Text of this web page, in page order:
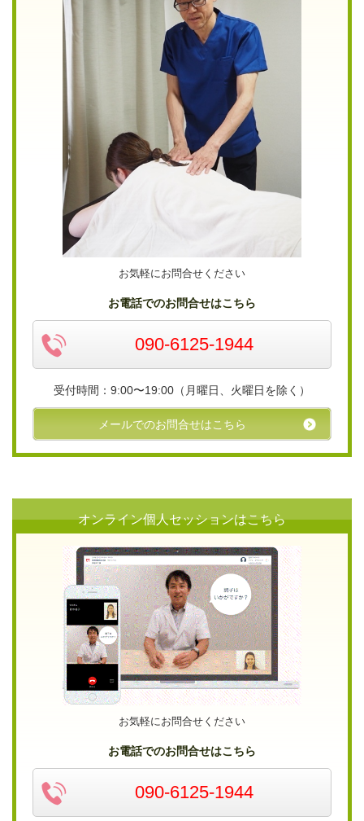
お気軽にお問合せください
お電話でのお問合せはこちら
090-6125-1944
受付時間：9:00〜19:00（月曜日、火曜日を除く）
メールでのお問合せはこちら
オンライン個人セッションはこちら
お気軽にお問合せください
お電話でのお問合せはこちら
090-6125-1944